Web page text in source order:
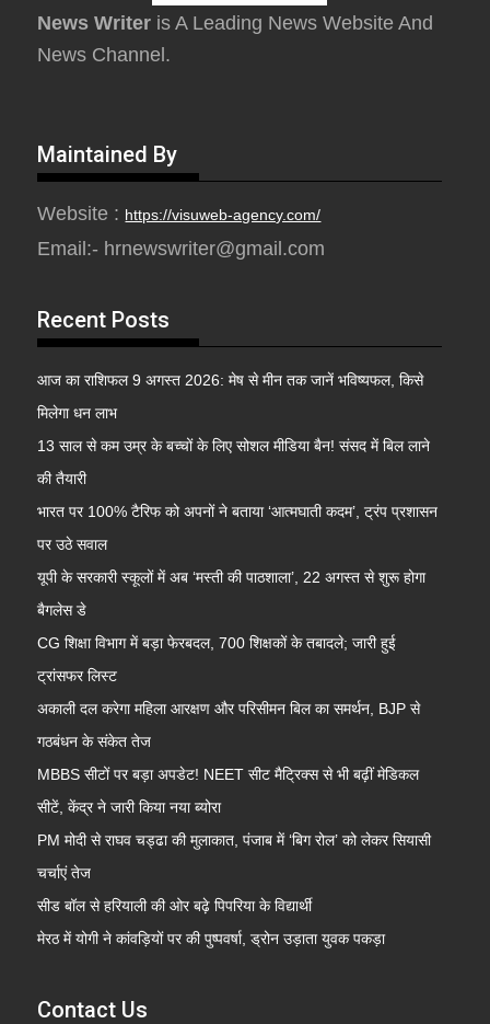
News Writer is A Leading News Website And
News Channel.
Maintained By
Website : https://visuweb-agency.com/
Email:- hrnewswriter@gmail.com
Recent Posts
आज का राशिफल 9 अगस्त 2026: मेष से मीन तक जानें भविष्यफल, किसे
मिलेगा धन लाभ
13 साल से कम उम्र के बच्चों के लिए सोशल मीडिया बैन! संसद में बिल लाने
की तैयारी
भारत पर 100% टैरिफ को अपनों ने बताया ‘आत्मघाती कदम’, ट्रंप प्रशासन
पर उठे सवाल
यूपी के सरकारी स्कूलों में अब ‘मस्ती की पाठशाला’, 22 अगस्त से शुरू होगा
बैगलेस डे
CG शिक्षा विभाग में बड़ा फेरबदल, 700 शिक्षकों के तबादले; जारी हुई
ट्रांसफर लिस्ट
अकाली दल करेगा महिला आरक्षण और परिसीमन बिल का समर्थन, BJP से
गठबंधन के संकेत तेज
MBBS सीटों पर बड़ा अपडेट! NEET सीट मैट्रिक्स से भी बढ़ीं मेडिकल
सीटें, केंद्र ने जारी किया नया ब्योरा
PM मोदी से राघव चड्ढा की मुलाकात, पंजाब में ‘बिग रोल’ को लेकर सियासी
चर्चाएं तेज
सीड बॉल से हरियाली की ओर बढ़े पिपरिया के विद्यार्थी
मेरठ में योगी ने कांवड़ियों पर की पुष्पवर्षा, ड्रोन उड़ाता युवक पकड़ा
Contact Us